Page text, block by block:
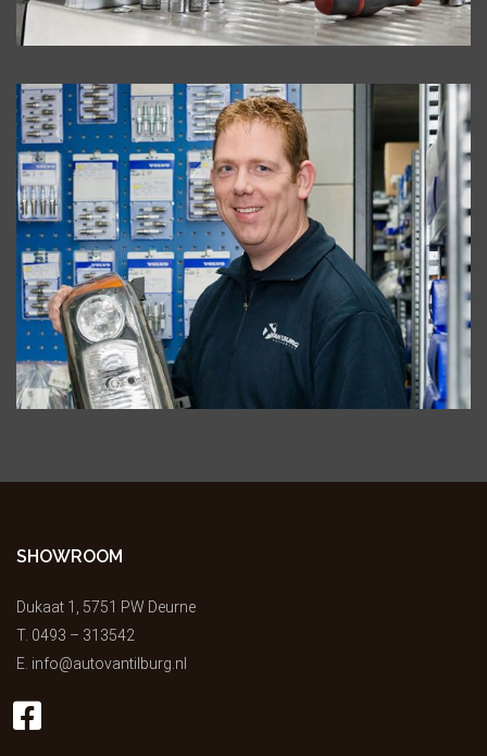
SHOWROOM
Dukaat 1, 5751 PW Deurne
T. 0493 – 313542
E. info@autovantilburg.nl